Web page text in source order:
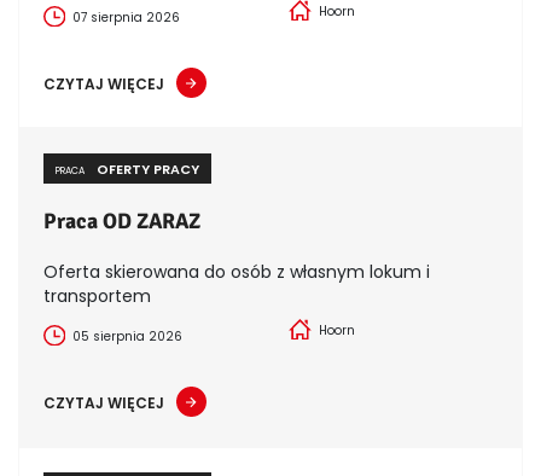
07 sierpnia 2026 Hoorn
CZYTAJ WIĘCEJ
PRACA OFERTY PRACY
Praca OD ZARAZ
Oferta skierowana do osób z własnym lokum i
transportem
05 sierpnia 2026 Hoorn
CZYTAJ WIĘCEJ